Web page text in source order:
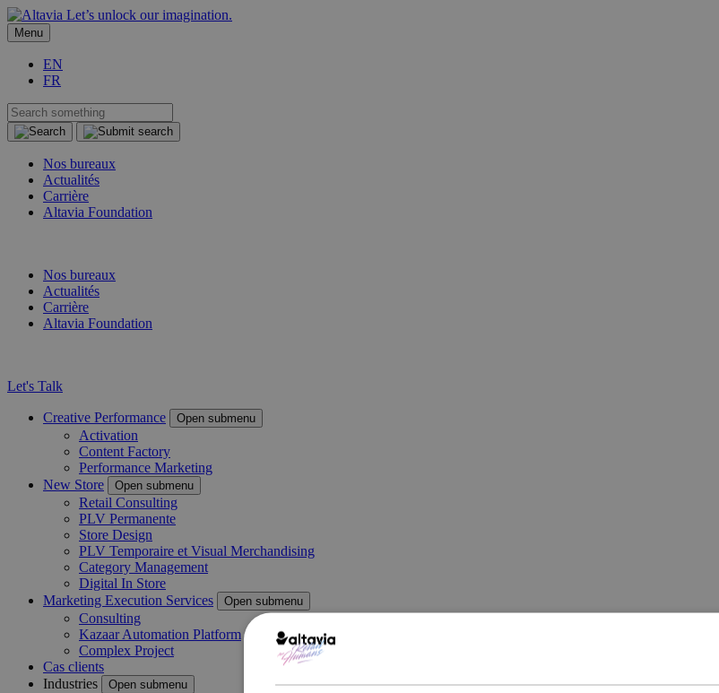
Let’s unlock our imagination.
Menu
EN
FR
Nos bureaux
Actualités
Carrière
Altavia Foundation
Nos bureaux
Actualités
Carrière
Altavia Foundation
Let's Talk
Creative Performance Open submenu
Activation
Content Factory
Performance Marketing
New Store
Open submenu
Retail Consulting
PLV Permanente
Store Design
PLV Temporaire et Visual Merchandising
Category Management
Digital In Store
Marketing Execution Services
Open submenu
Consulting
Kazaar Automation Platform
Complex Project
Cas clients
Industries
Open submenu